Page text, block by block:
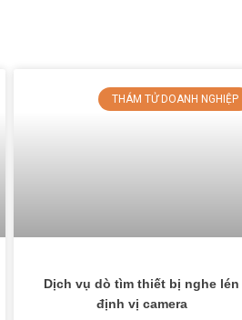
THÁM TỬ DOANH NGHIỆP
Dịch vụ dò tìm thiết bị nghe lén
định vị camera